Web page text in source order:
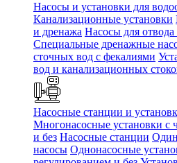
Насосы и установки для
Канализационные установки
и дренажа Насосы для
Специальные дренажные
сточных вод c фекалиями
вод и канализационных
Насосные станции и
Многонасосные установки с
и без Насосные станции
насосы Однонасосные